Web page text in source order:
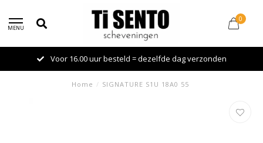
MENU
0
Voor 16.00 uur besteld = dezelfde dag verzonden
Home / SIGNATURE S1U 18A0 55